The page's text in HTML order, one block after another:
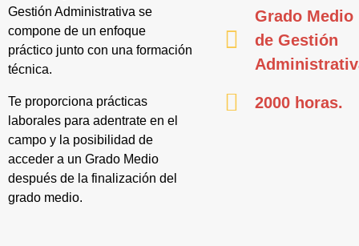
Gestión Administrativa se
compone de un enfoque
práctico junto con una formación
técnica.
Te proporciona prácticas
laborales para adentrate en el
campo y la posibilidad de
acceder a un Grado Medio
después de la finalización del
grado medio.
Grado Medio
de Gestión
2000 horas.